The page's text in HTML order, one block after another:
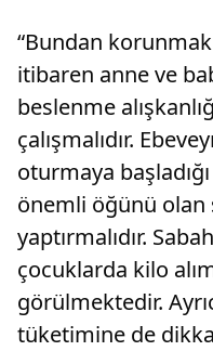
“Bundan
itibaren anne ve
beslenme
çalışmalıdır.
oturmaya
önemli öğünü olan
yaptırmalıdır.
çocuklarda kilo
görülmektedir.
tüketimine de